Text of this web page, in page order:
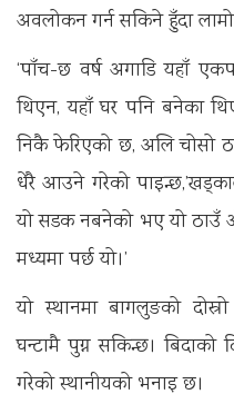
अवलोकन गर्न सकिने हुँदा लामो
‘पाँच-छ वर्ष अगाडि यहाँ
थिएन, यहाँ घर पनि बनेका
निकै फेरिएको छ, अलि चोसो
धेरै आउने गरेको
यो सडक नबनेको भए यो ठाउँ
मध्यमा पर्छ यो।’
यो स्थानमा बागलुङको
घन्टामै पुग्न सकिन्छ।
गरेको स्थानीयको भनाइ छ।